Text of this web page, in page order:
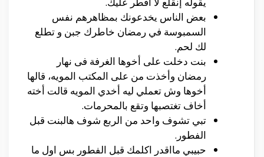
بعض الناس يخدعونك بمظاهرهم نفس
السمبوسة في رمضان خاطرك جبن و تطلع
لك لحم.
بنت دخلت على أخوها الغرفة فى نهار
رمضان وأخذت من على المكتب المويه، قالها
أخوها وش تعملي ليه أخدي المويه قالت أخته
أخاف تغتصبها وتقع بالمحرمات.
تبي تشوف واحد من الربع شوف هالبنت قبل
الفطور.
حبيبي مااقدر اكلمك قبل الفطور بس اول ما